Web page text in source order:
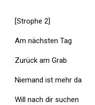
[Strophe 2]
Am nächsten Tag
Zurück am Grab
Niemand ist mehr da
Will nach dir suchen